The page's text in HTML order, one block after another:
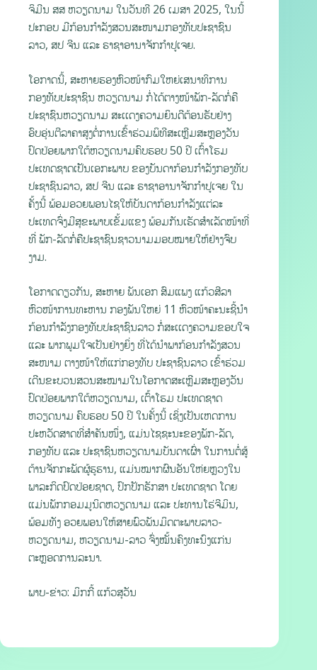
ຈິມີນ ສສ ຫວຽດນາມ ໃນວັນທີ 26 ເມສາ 2025, ໃນນີ້
ປະກອບ ມີກ້ອນກຳລັງສວນສະໜາມກອງທັບປະຊາຊົນ
ລາວ, ສປ ຈີນ ແລະ ຣາຊາອານາຈັກກຳປູເຈຍ.
ໂອກາດນີ້, ສະຫາຍຮອງຫົວໜ້າກົມໃຫຍ່ເສນາທິການ
ກອງທັບປະຊາຊົນ ຫວຽດນາມ ກໍ່ໄດ້ຕາງໜ້າພັກ-ລັດກໍ່ຄື
ປະຊາຊົນຫວຽດນາມ ສະເເດງຄວາມຍິນດີຕ້ອນຮັບຢ່າງ
ອົບອຸ່ນຕີລາຄາສູງຕໍ່ການເຂົ້າຮ່ວມພິທີສະເຫຼີມສະຫຼອງວັນ
ປົດປ່ອຍພາກໃຕ້ຫວຽດນາມຄົບຮອບ 50 ປີ ເຕົ້າໂຮມ
ປະເທດຊາດເປັນເອກະພາບ ຂອງບັນດາກ້ອນກຳລັງກອງທັບ
ປະຊາຊົນລາວ, ສປ ຈີນ ແລະ ຣາຊາອານາຈັກກຳປູເຈຍ ໃນ
ຄັ້ງນີ້ ພ້ອມອວຍພອນໄຊໃຫ້ບັນດາກ້ອນກຳລັງແຕ່ລະ
ປະເທດຈົ່ງມີສຸຂະພາບເຂັ້ມແຂງ ພ້ອມກັນເຮັດສຳເລັດໜ້າທີ່
ທີ່ ພັກ-ລັດກໍ່ຄືປະຊາຊົນຊາວນາມມອບໝາຍໃຫ້ຢ່າງຈົບ
ງາມ.
ໂອກາດດຽວກັນ, ສະຫາຍ ພັນເອກ ສົມແພງ ແກ້ວສີລາ
ຫົວໜ້າການທະຫານ ກອງພັນໃຫຍ່ 11 ຫົວໜ້າຄະນະຊີ້ນຳ
ກ້ອນກຳລັງກອງທັບປະຊາຊົນລາວ ກໍ່ສະເເດງຄວາມຂອບໃຈ
ແລະ ພາກພູມໃຈເປັນຢ່າງຍິ່ງ ທີ່ໄດ້ນໍາພາກ້ອນກຳລັງສວນ
ສະໜາມ ຕາງໜ້າໃຫ້ແກ່ກອງທັບ ປະຊາຊົນລາວ ເຂົ້າຮ່ວມ
ເດີນຂະບວນສວນສະໝາມໃນໂອກາດສະເຫຼີມສະຫຼອງວັນ
ປົດປ່ອຍພາກໃຕ້ຫວຽດນາມ, ເຕົ້າໂຮມ ປະເທດຊາດ
ຫວຽດນາມ ຄົບຮອບ 50 ປີ ໃນຄັ້ງນີ້ ເຊິ່ງເປັນເຫດການ
ປະຫວັດສາດທີ່ສໍາຄັນໜຶ່ງ, ແມ່ນໄຊຊະນະຂອງພັກ-ລັດ,
ກອງທັບ ແລະ ປະຊາຊົນຫວຽດນາມບັນດາເຜົ່າ ໃນການຕໍ່ສູ້
ຕ້ານຈັກກະພັດຜູ້ຮູຮານ, ແມ່ນໝາກຜົນອັນໃຫ່ຍຫຼວງໃນ
ພາລະກິດປົດປ່ອຍຊາດ, ປົກປັກຮັກສາ ປະເທດຊາດ ໂດຍ
ແມ່ນພັກກອມມູນິດຫວຽດນາມ ແລະ ປະທານໂຮ່ຈີມິນ,
ພ້ອມທັງ ອວຍພອນໃຫ້ສາຍພົວພັນມິດຕະພາບລາວ-
ຫວຽດນາມ, ຫວຽດນາມ-ລາວ ຈົ່ງໝັ້ນຄົງທະນົງແກ່ນ
ຕະຫຼອດການລະນາ.
ພາບ-ຂ່າວ: ມິກກີ້ ແກ້ວສຸວັນ